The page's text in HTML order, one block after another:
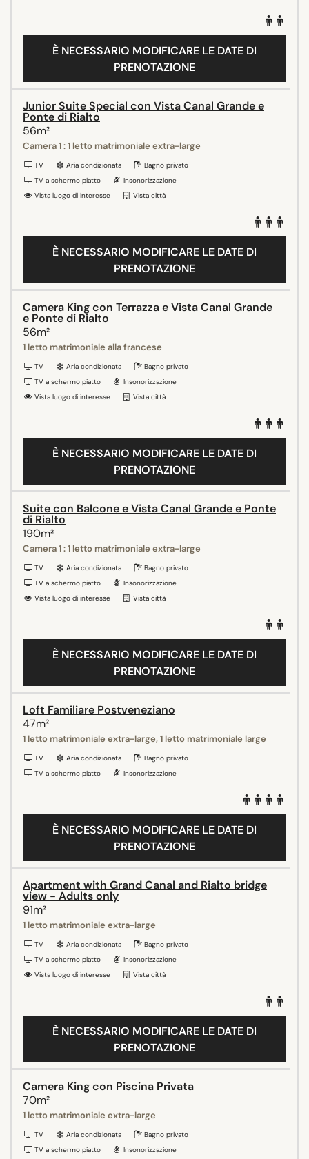
È NECESSARIO MODIFICARE LE DATE DI
PRENOTAZIONE
Junior Suite Special con Vista Canal Grande e
Ponte di Rialto
56m²
Camera 1 : 1 letto matrimoniale extra-large
TV Aria condizionata
Bagno privato
TV a schermo piatto
Insonorizzazione
Vista luogo di interesse
Vista città
È NECESSARIO MODIFICARE LE DATE DI
PRENOTAZIONE
Camera King con Terrazza e Vista Canal Grande
e Ponte di Rialto
56m²
1 letto matrimoniale alla francese
TV Aria condizionata
Bagno privato
TV a schermo piatto
Insonorizzazione
Vista luogo di interesse
Vista città
È NECESSARIO MODIFICARE LE DATE DI
PRENOTAZIONE
Suite con Balcone e Vista Canal Grande e Ponte
di Rialto
190m²
Camera 1 : 1 letto matrimoniale extra-large
TV Aria condizionata
Bagno privato
TV a schermo piatto
Insonorizzazione
Vista luogo di interesse
Vista città
È NECESSARIO MODIFICARE LE DATE DI
PRENOTAZIONE
Loft Familiare Postveneziano
47m²
1 letto matrimoniale extra-large, 1 letto matrimoniale large
TV Aria condizionata
Bagno privato
TV a schermo piatto
Insonorizzazione
È NECESSARIO MODIFICARE LE DATE DI
PRENOTAZIONE
Apartment with Grand Canal and Rialto bridge
view - Adults only
91m²
1 letto matrimoniale extra-large
TV Aria condizionata
Bagno privato
TV a schermo piatto
Insonorizzazione
Vista luogo di interesse
Vista città
È NECESSARIO MODIFICARE LE DATE DI
PRENOTAZIONE
Camera King con Piscina Privata
70m²
1 letto matrimoniale extra-large
TV Aria condizionata
Bagno privato
TV a schermo piatto
Insonorizzazione